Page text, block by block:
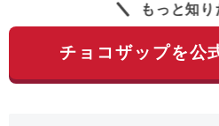
もっと知り
チョコザップを公